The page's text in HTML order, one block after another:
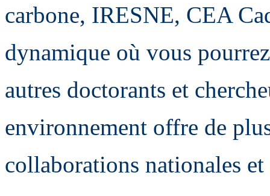
carbone, IRESNE, CEA
dynamique où vous
autres doctorants et
environnement offre de
collaborations nationales